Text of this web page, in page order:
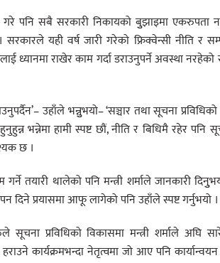
गरे पनि सबै सरकारी निकायको बुुझाइमा एकरुपता
यही वर्ष जारी गरेको फ्रिक्वेन्सी नीति र
ध्यानमा राखेर काम गर्दा डराउनुपर्ने अवस्था नरहेको
उहाँले भन्नुुभयो– ‘सञ्चार तथा सूचना प्रविधिको
भन्नेमा हामी स्पष्ट छौं, नीति र बिधिमै रहेर पनि
छ ।
तयारी थालेको पनि मन्त्री शर्माले जानकारी
दिने प्रयासमा आफू लागेको पनि उहाँले स्पष्ट गर्नुभयो ।
सूचना प्रविधिको विकासमा मन्त्री शर्माले अघि
कार्यक्रमभन्दा नेतृत्वमा जो आए पनि कार्यान्वयन